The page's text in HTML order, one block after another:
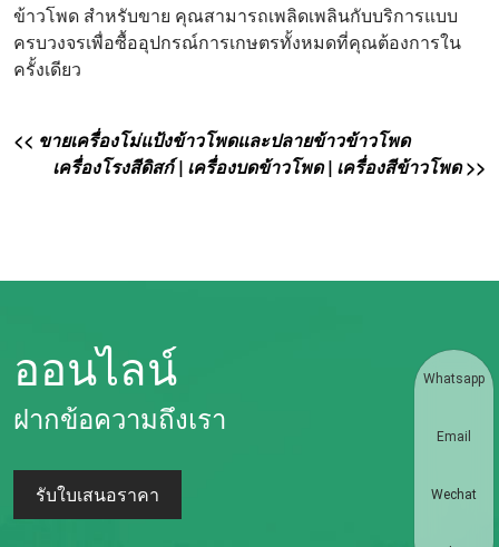
ข้าวโพด สำหรับขาย คุณสามารถเพลิดเพลินกับบริการแบบ
ครบวงจรเพื่อซื้ออุปกรณ์การเกษตรทั้งหมดที่คุณต้องการใน
ครั้งเดียว
<< ขายเครื่องโม่แป้งข้าวโพดและปลายข้าวข้าวโพด
เครื่องโรงสีดิสก์ | เครื่องบดข้าวโพด | เครื่องสีข้าวโพด >>
ออนไลน์
ฝากข้อความถึงเรา
รับใบเสนอราคา
Whatsapp
Email
Wechat